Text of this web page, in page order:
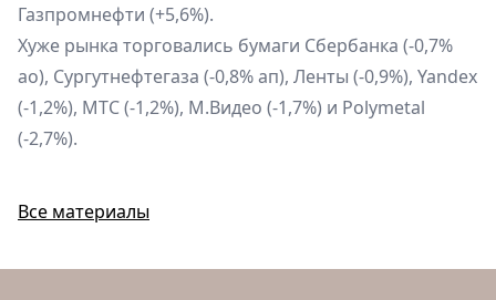
Газпромнефти (+5,6%).
Хуже рынка торговались бумаги Сбербанка (-0,7%
ао), Сургутнефтегаза (-0,8% ап), Ленты (-0,9%), Yandex
(-1,2%), МТС (-1,2%), М.Видео (-1,7%) и Polymetal
(-2,7%).
Все материалы